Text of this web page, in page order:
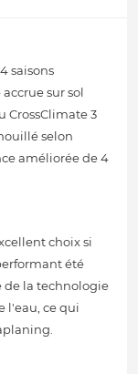
saisons
sur sol
CrossClimate 3
selon
améliorée de 4
choix si
été
de la technologie
l'eau, ce qui